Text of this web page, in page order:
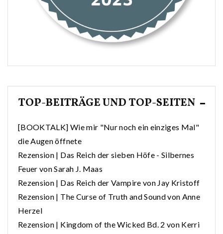
TOP-BEITRÄGE UND TOP-SEITEN
[BOOKTALK] Wie mir "Nur noch ein einziges Mal"
die Augen öffnete
Rezension | Das Reich der sieben Höfe - Silbernes
Feuer von Sarah J. Maas
Rezension | Das Reich der Vampire von Jay Kristoff
Rezension | The Curse of Truth and Sound von Anne
Herzel
Rezension | Kingdom of the Wicked Bd. 2 von Kerri